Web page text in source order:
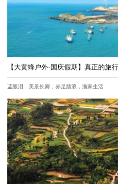
【大黄蜂户外·国庆假期】真正的
蓝眼泪，美景长廊，赤足踏浪，渔家生活